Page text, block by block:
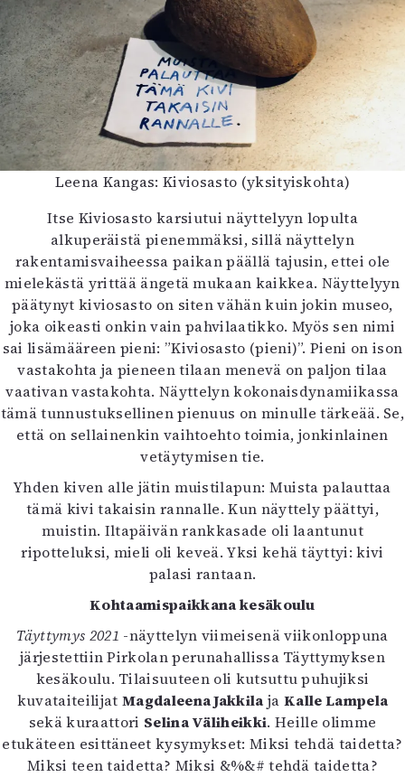
Leena Kangas: Kiviosasto (yksityiskohta)
Itse Kiviosasto karsiutui näyttelyyn lopulta
alkuperäistä pienemmäksi, sillä näyttelyn
rakentamisvaiheessa paikan päällä tajusin, ettei ole
mielekästä yrittää ängetä mukaan kaikkea. Näyttelyyn
päätynyt kiviosasto on siten vähän kuin jokin museo,
joka oikeasti onkin vain pahvilaatikko. Myös sen nimi
sai lisämääreen pieni: ”Kiviosasto (pieni)”. Pieni on ison
vastakohta ja pieneen tilaan menevä on paljon tilaa
vaativan vastakohta. Näyttelyn kokonaisdynamiikassa
tämä tunnustuksellinen pienuus on minulle tärkeää. Se,
että on sellainenkin vaihtoehto toimia, jonkinlainen
vetäytymisen tie.
Yhden kiven alle jätin muistilapun: Muista palauttaa
tämä kivi takaisin rannalle. Kun näyttely päättyi,
muistin. Iltapäivän rankkasade oli laantunut
ripotteluksi, mieli oli keveä. Yksi kehä täyttyi: kivi
palasi rantaan.
Kohtaamispaikkana kesäkoulu
Täyttymys 2021 -näyttelyn viimeisenä viikonloppuna
järjestettiin Pirkolan perunahallissa Täyttymyksen
kesäkoulu. Tilaisuuteen oli kutsuttu puhujiksi
kuvataiteilijat Magdaleena Jakkila ja Kalle Lampela
sekä kuraattori Selina Väliheikki. Heille olimme
etukäteen esittäneet kysymykset: Miksi tehdä taidetta?
Miksi teen taidetta? Miksi &%&# tehdä taidetta?